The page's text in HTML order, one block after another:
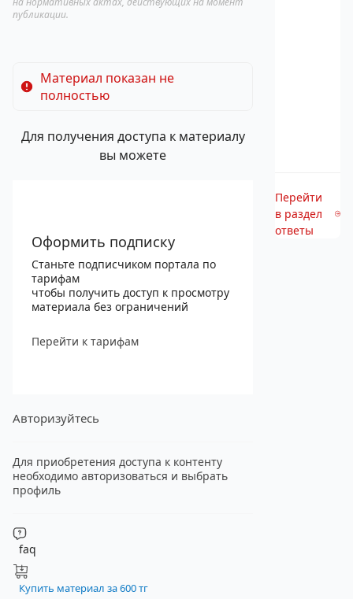
публикации.
Материал показан не
полностью
Для получения доступа к материалу
вы можете
Оформить подписку
Станьте подписчиком портала по
тарифам
чтобы получить доступ к просмотру
материала без ограничений
Перейти к тарифам
Авторизуйтесь
Для приобретения доступа к контенту
необходимо авторизоваться и выбрать
профиль
faq
Купить материал за 600 тг
Перейти
в раздел
ответы